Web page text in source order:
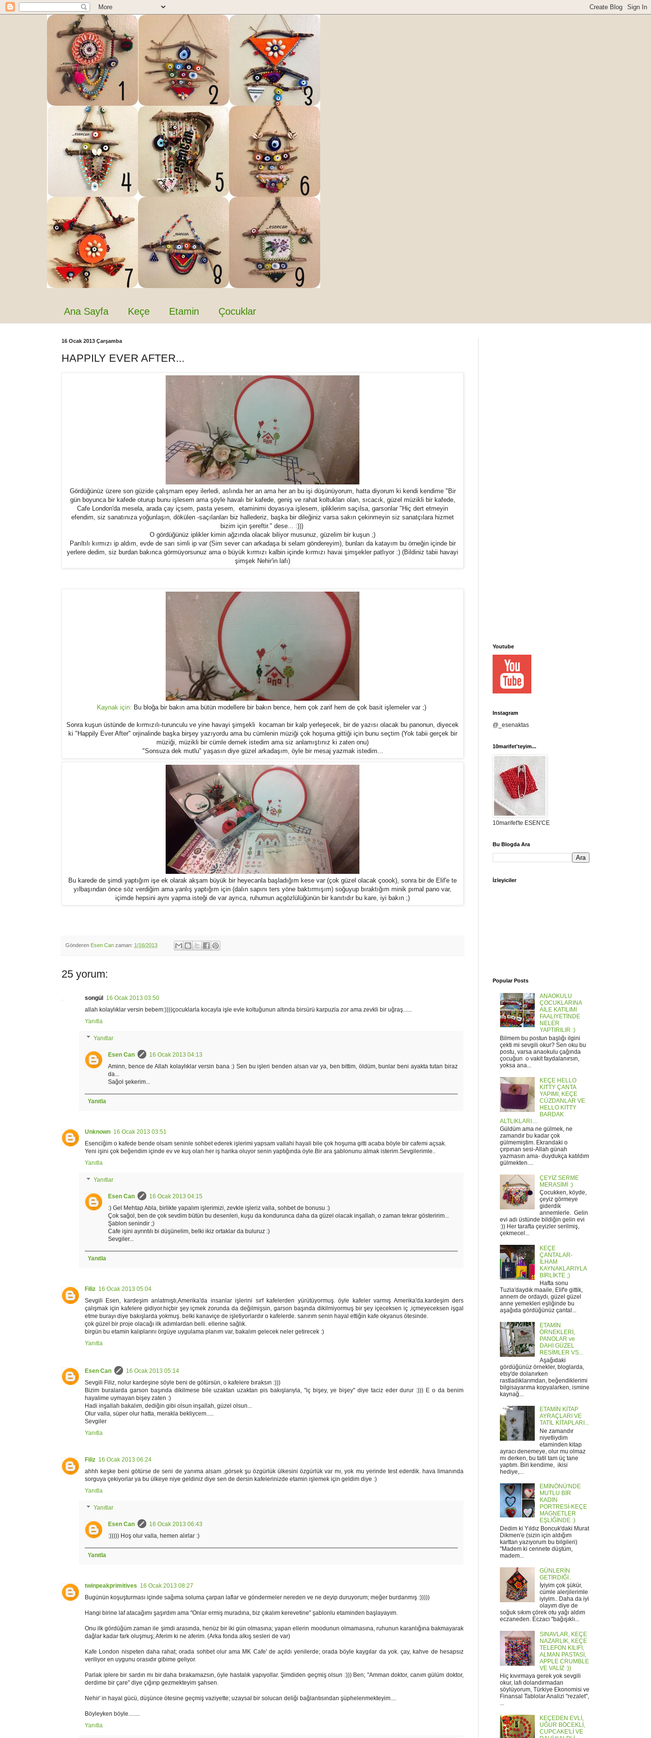
Ana Sayfa Keçe Etamin Çocuklar
16 Ocak 2013 Çarşamba
HAPPILY EVER AFTER...
Gördüğünüz üzere son güzide çalışmam epey ilerledi, aslında her an ama her an bu işi düşünüyorum, hatta diyorum ki kendi kendime "Bir
gün boyunca bir kafede oturup bunu işlesem ama şöyle havalı bir kafede, geniş ve rahat koltukları olan, sıcacık, güzel müzikli bir kafede,
Cafe London'da mesela, arada çay içsem, pasta yesem, etaminimi doyasıya işlesem, ipliklerim saçılsa, garsonlar "Hiç dert etmeyin
efendim, siz sanatınıza yoğunlaşın, dökülen -saçılanları biz hallederiz, başka bir dileğiniz varsa sakın çekinmeyin siz sanatçılara hizmet
bizim için şereftir." dese... :)))
O gördüğünüz iplikler kimin ağzında olacak biliyor musunuz, güzelim bir kuşun ;)
Parıltılı kırmızı ip aldım, evde de sarı simli ip var (Sim sever can arkadaşa bi selam göndereyim), bunları da katayım bu örneğin içinde bir
yerlere dedim, siz burdan bakınca görmüyorsunuz ama o büyük kırmızı kalbin içinde kırmızı havai şimşekler patlıyor :) (Bildiniz tabii havayi
şimşek Nehir'in lafı)
Kaynak için: Bu bloğa bir bakın ama bütün modellere bir bakın bence, hem çok zarif hem de çok basit işlemeler var ;)
Sonra kuşun üstünde de kırmızılı-turunculu ve yine havayi şimşekli kocaman bir kalp yerleşecek, bir de yazısı olacak bu panonun, diyecek
ki "Happily Ever After" orjinalinde başka birşey yazıyordu ama bu cümlenin müziği çok hoşuma gittiği için bunu seçtim (Yok tabii gerçek bir
müziği, müzikli bir cümle demek istedim ama siz anlamıştınız ki zaten onu)
"Sonsuza dek mutlu" yaşasın diye güzel arkadaşım, öyle bir mesaj yazmak istedim...
Bu karede de şimdi yaptığım işe ek olarak akşam büyük bir heyecanla başladığım kese var (çok güzel olacak çoook), sonra bir de Elif'e te
yılbaşından önce söz verdiğim ama yanlış yaptığım için (dalın sapını ters yöne baktırmışım) soğuyup bıraktığım minik pırnal pano var,
içimde hepsini aynı yapma isteği de var ayrıca, ruhumun açgözlülüğünün bir kanıtıdır bu kare, iyi bakın ;)
Gönderen Esen Can zaman: 1/16/2013
25 yorum:
songül 16 Ocak 2013 03:50
allah kolaylıklar versin bebem:))))çocuklarla kocayla işle evle koltuğunun altında birsürü karpuzla zor ama zevkli bir uğraş......
Yanıtla
Yanıtlar
Esen Can
16 Ocak 2013 04:13
Aminn, bence de Allah kolaylıklar versin bana :) Sen bu işleri benden alsan var ya, ben bittim, öldüm, bunlar beni ayakta tutan biraz
da...
Sağol şekerim...
Yanıtla
Unknown 16 Ocak 2013 03:51
Esenciğim o kafede bende olsam seninle sohbet ederek işlerimi yapsam vallahi hayali bile çok hoşuma gitti acaba böyle bir cafemi açsak.
Yeni işini çok beğendim içinde ev ve kuş olan her iş harika oluyor senin yaptığında öyle.Bir ara şablonunu almak isterim.Sevgilerimle..
Yanıtla
Yanıtlar
Esen Can
16 Ocak 2013 04:15
:) Gel Mehtap Abla, birlikte yapalım işlerimizi, zevkle işleriz valla, sohbet de bonusu :)
Çok sağol, ben de çok sevdim bütün bu desenleri, kuşu da kondurunca daha da güzel olacak inşallah, o zaman tekrar gösteririm...
Şablon senindir ;)
Cafe işini ayrıntılı bi düşünelim, belki ikiz ortaklar da buluruz :)
Sevgiler...
Yanıtla
Filiz 16 Ocak 2013 05:04
Sevgili Esen, kardeşim anlatmıştı,Amerika'da insanlar işlerini sırf kafelerden yürütüyormuş. öyle kafeler varmış Amerika'da.kardeşim ders
çalışmak için kafelere gidiyor.hiçbir şey içmek zorunda da değilmişsin, garson başında dikilmiyormuş bir şey içeceksen iç ,içmeyeceksen işgal
etme burayı diye bakışlarda yokmuş. belki kanaviçe de işletiyorlardır o kafelerde. sanırım senin hayal ettiğin kafe okyanus ötesinde.
çok güzel bir proje olacağı ilk adımlardan belli. ellerine sağlık.
birgün bu etamin kalıplarını örgüye uygulama planım var, bakalım gelecek neler getirecek :)
Yanıtla
Esen Can
16 Ocak 2013 05:14
Sevgili Filiz, nolur kardeşine söyle beni de götürsün, o kafelere bıraksın :)))
Bizim buralarda garson başında dikilmese bile uzaktan uzaktan pis bakışlarıyla, "iç bişey, ye bişey" diye taciz eder durur :))) E o da benim
hayalime uymayan bişey zaten :)
Hadi inşallah bakalım, dediğin gibi olsun inşallah, güzel olsun...
Olur valla, süper olur hatta, merakla bekliycem.....
Sevgiler
Yanıtla
Filiz 16 Ocak 2013 06:24
ahhh keşke beni götürse de seni de yanıma alsam ,görsek şu özgürlük ülkesini özgürlük var mı, yok mu yerinde test ederdik. hava limanında
sorguya çekiyorlar ya bu ülkeye niye geldiniz diye sen de dersin kafelerinizde etamin işlemek için geldim diye :)
Yanıtla
Yanıtlar
Esen Can
16 Ocak 2013 06:43
:))))) Hoş olur valla, hemen alırlar :)
Yanıtla
twinpeakprimitives 16 Ocak 2013 08:27
Bugünün koşuşturması içinde sağıma soluma çarpan laflar ve göndermeler nereden ve ne deyip duruyorum; meğer burdanmış :)))))
Hangi birine laf atacağımı şaşırdım ama "Onlar ermiş muradına, biz çıkalım kerevetine" şablonlu etaminden başlayayım.
Onu ilk gördüğüm zaman ile şimdi arasında, henüz bir iki gün olmasına; yapan ellerin moodunun olmamasına, ruhunun karanlığına bakmayarak
dağlar kadar fark oluşmuş; Aferim ki ne aferim. (Arka fonda alkış sesleri de var)
Kafe London nispeten daha rahat; orada sohbet olur ama MK Cafe' de açıldı yenilerde; orada böyle kaygılar da yok. çay, kahve de hesapsız
veriliyor en uygunu orasıdır gibime geliyor.
Parlak iplere bir sardın mı bir daha bırakamazsın, öyle hastalık yapıyollar. Şimdiden geçmiş olsun :))) Ben; "Amman doktor, canım gülüm doktor,
derdime bir çare" diye çığırıp gezmekteyim şahsen.
Nehir' in hayal gücü, düşünce ötesine geçmiş vaziyette; uzaysal bir solucan deliği bağlantısından şüphelenmekteyim....
Böyleyken böyle........
Yanıtla
Youtube
Instagram
@_esenaktas
10marifet'teyim...
10marifet'te ESEN'CE
Bu Blogda Ara
İzleyiciler
Popular Posts
ANAOKULU
ÇOCUKLARINA
AİLE KATILIMI
FAALİYETİNDE
NELER
YAPTIRILIR :)
Bilmem bu postun başlığı ilgini
çekti mi sevgili okur? Sen oku bu
postu, varsa anaokulu çağında
çocuğun o vakit faydalanırsın,
yoksa ana...
KEÇE HELLO
KITTY ÇANTA
YAPIMI, KEÇE
CÜZDANLAR VE
HELLO KITTY
BARDAK
ALTLIKLARI....
Güldüm ama ne gülmek, ne
zamandır bu kadar çok
gülmemiştim. Ekrandaki o
çırpınan sesi-Allah günah
yazmasın ama- duydukça katıldım
gülmekten....
ÇEYİZ SERME
MERASİMİ :)
Çocukken, köyde,
çeyiz görmeye
giderdik
annemlerle. Gelin
evi adı üstünde bildiğin gelin evi
:)) Her tarafta çeyizler serilmiş,
çekmecel...
KEÇE
ÇANTALAR-
İLHAM
KAYNAKLARIYLA
BİRLİKTE ;)
Hafta sonu
Tuzla'daydık maaile, Elif'e gittik,
annem de ordaydı, güzel güzel
anne yemekleri eşliğinde bu
aşağıda gördüğünüz çantal...
ETAMİN
ÖRNEKLERİ,
PANOLAR ve
DAHİ GÜZEL
RESİMLER VS...
Aşağıdaki
gördüğünüz örnekler, bloglarda,
etsy'de dolanırken
rastladıklarımdan, beğendiklerimi
bilgisayarıma kopyalarken, ismine
kaynağ...
ETAMİN KİTAP
AYRAÇLARI VE
TATİL KİTAPLARI...
Ne zamandır
niyetliydim
etaminden kitap
ayracı denemeye, olur mu olmaz
mı derken, bu tatil tam üç tane
yaptım. Biri kendime, ikisi
hediye,...
EMİNÖNÜ'NDE
MUTLU BİR
KADIN
PORTRESİ-KEÇE
MAGNETLER
EŞLİĞİNDE :)
Dedim ki Yıldız Boncuk'daki Murat
Dikmen'e (sizin için aldığım
karttan yazıyorum bu bilgileri)
"Madem ki cennete düştüm,
madem...
GÜNLERİN
GETİRDİĞİ..
İyiyim çok şükür,
cümle alerjilerimle
iyiyim.. Daha da iyi
olayım diye de
soğuk sıkım çörek otu yağı aldım
eczaneden. Eczacı "bağışıklı...
SINAVLAR, KEÇE
NAZARLIK, KEÇE
TELEFON KILIFI,
ALMAN PASTASI,
APPLE CRUMBLE
VE VALİZ :))
Hiç kıvırmaya gerek yok sevgili
okur, lafı dolandırmadan
söylüyorum, Türkiye Ekonomisi ve
Finansal Tablolar Analizi "rezalet",
...
KEÇEDEN EVLİ,
UĞUR BÖCEKLİ,
CUPCAKE'Lİ VE